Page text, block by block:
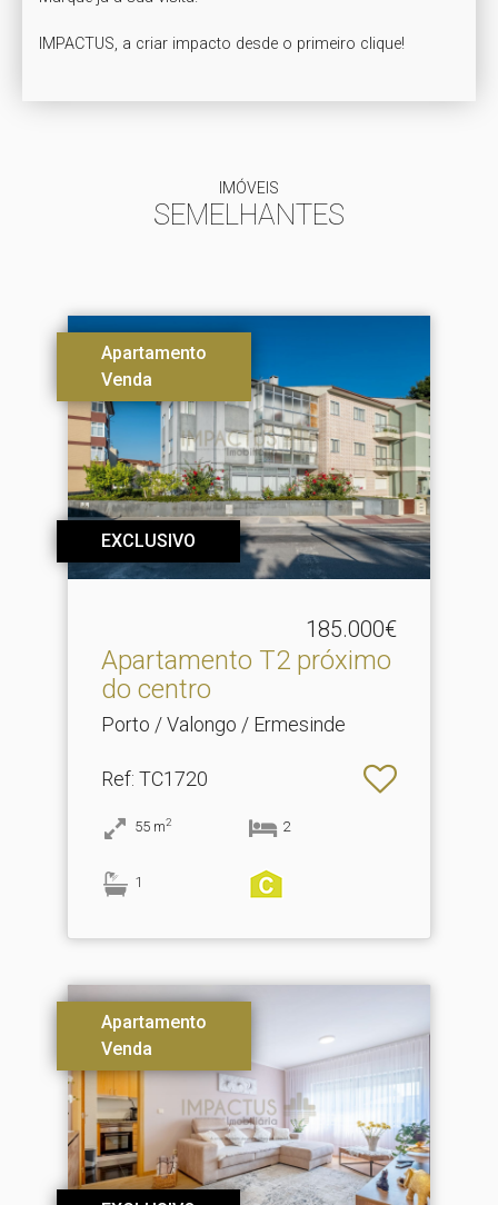
IMPACTUS, a criar impacto desde o primeiro clique!
IMÓVEIS
SEMELHANTES
Apartamento
Venda
EXCLUSIVO
185.000€
Apartamento T2 próximo
do centro
Porto / Valongo / Ermesinde
Ref: TC1720
55 m2 2
1
Apartamento
Venda